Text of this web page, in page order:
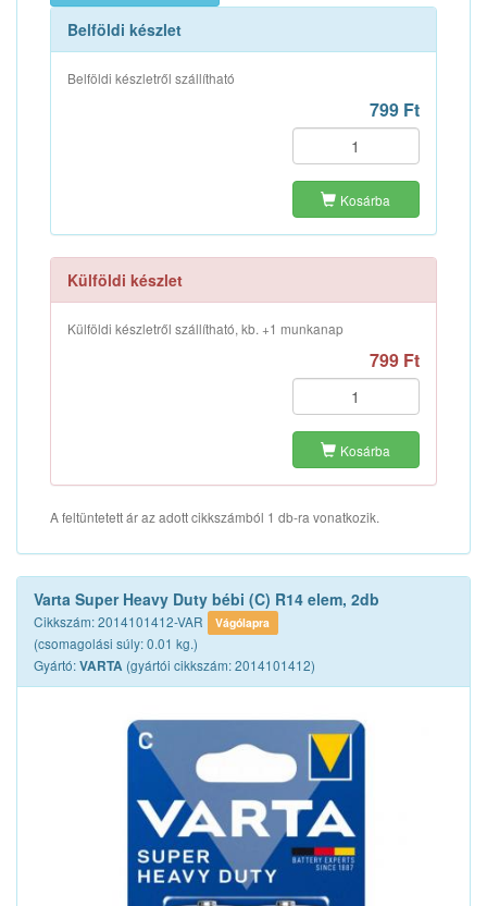
Belföldi készlet
Belföldi készletről szállítható
799 Ft
Kosárba
Külföldi készlet
Külföldi készletről szállítható, kb. +1 munkanap
799 Ft
Kosárba
A feltüntetett ár az adott cikkszámból 1 db-ra vonatkozik.
Varta Super Heavy Duty bébi (C) R14 elem, 2db
Cikkszám: 2014101412-VAR Vágólapra
(csomagolási súly: 0.01 kg.)
Gyártó:VARTA (gyártói cikkszám: 2014101412)